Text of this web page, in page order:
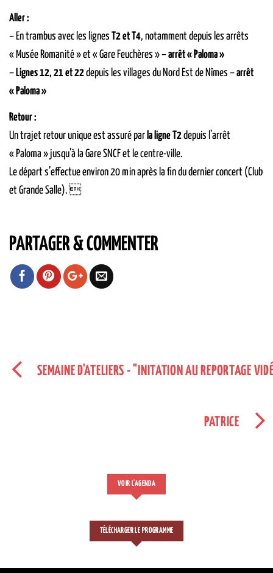
Aller :
– En trambus avec les lignes T2 et T4, notamment depuis les arrêts
« Musée Romanité » et « Gare Feuchères » –arrêt « Paloma »
– Lignes 12, 21 et 22depuis les villages du Nord Est de Nîmes –arrêt
« Paloma »
Retour :
Un trajet retour unique est assuré par la ligne T2depuis l’arrêt
« Paloma » jusqu’à la Gare SNCF et le centre-ville.
Le départ s’effectue environ 20 min après la fin du dernier concert (Club
et Grande Salle). 
PARTAGER & COMMENTER
SEMAINE D'ATELIERS - "INITATION AU REPORTAGE
PATRICE
VOIR L'AGENDA
TÉLÉCHARGER LE PROGRAMME